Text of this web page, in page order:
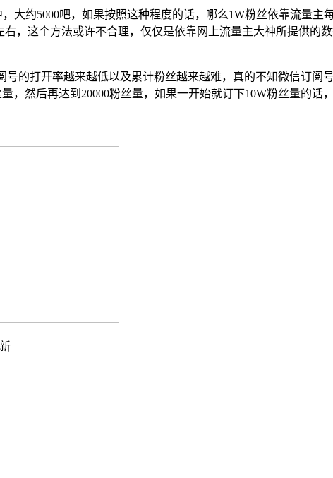
大约5000吧，如果按照这种程度的话，哪么1W粉丝依靠流量主
，这个方法或许不合理，仅仅是依靠网上流量主大神所提供的
的打开率越来越低以及累计粉丝越来越难，真的不知微信订阅
然后再达到20000粉丝量，如果一开始就订下10W粉丝量的话